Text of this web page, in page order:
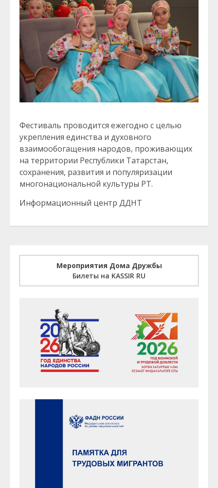
Фестиваль проводится ежегодно с целью
укрепления единства и духовного
взаимообогащения народов, проживающих
на территории Республики Татарстан,
сохранения, развития и популяризации
многонациональной культуры РТ.
Информационный центр ДДНТ
Мероприятия Дома Дружбы
Билеты на KASSIR RU